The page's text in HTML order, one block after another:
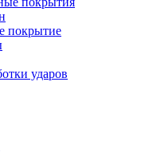
покрытие
ударов